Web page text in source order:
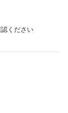
ください